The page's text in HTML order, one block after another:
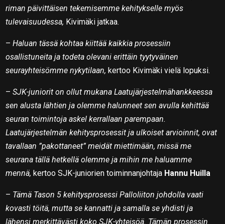
riman päivittäisen tekemisemme kehitykselle myös
tulevaisuudessa, Kivimäki jatkaa.
–Haluan tässä kohtaa kiittää kaikkia prosessiin
osallistuneita ja todeta olevani erittäin tyytyväinen
seurayhteisömme nykytilaan, kertoo Kivimäki vielä lopuksi.
–SJK-juniorit on ollut mukana Laatujärjestelmähankkeessa
sen alusta lähtien ja olemme halunneet sen avulla kehittää
seuran toimintoja askel kerrallaan parempaan.
Laatujärjestelmän kehitysprosessit ja ulkoiset arvioinnit, ovat
tavallaan ”pakottaneet” meidät miettimään, missä me
seurana tällä hetkellä olemme ja mihin me haluamme
mennä, kertoo SJK-juniorien toiminnanjohtaja Hannu Huilla
– Tämä Tason 5 kehitysprosessi Palloliiton johdolla vaati
kovasti töitä, mutta se kannatti ja samalla se yhdisti ja
lähensi merkittävästi koko SJK-yhteisöä. Tämän prosessin